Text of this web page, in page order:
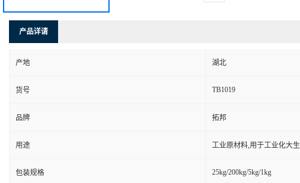
产品详请
产地 湖北
货号 TB1019
品牌 拓邦
用途 工业原材料,用于工业化大
包装规格 25kg/200kg/5kg/1kg